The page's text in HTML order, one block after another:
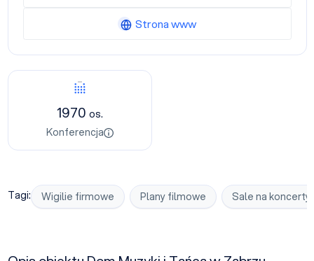
Konferencja
1970 os.
Konferencja
Tagi: Wigilie firmowe Plany filmowe Sale na koncerty
Strona www